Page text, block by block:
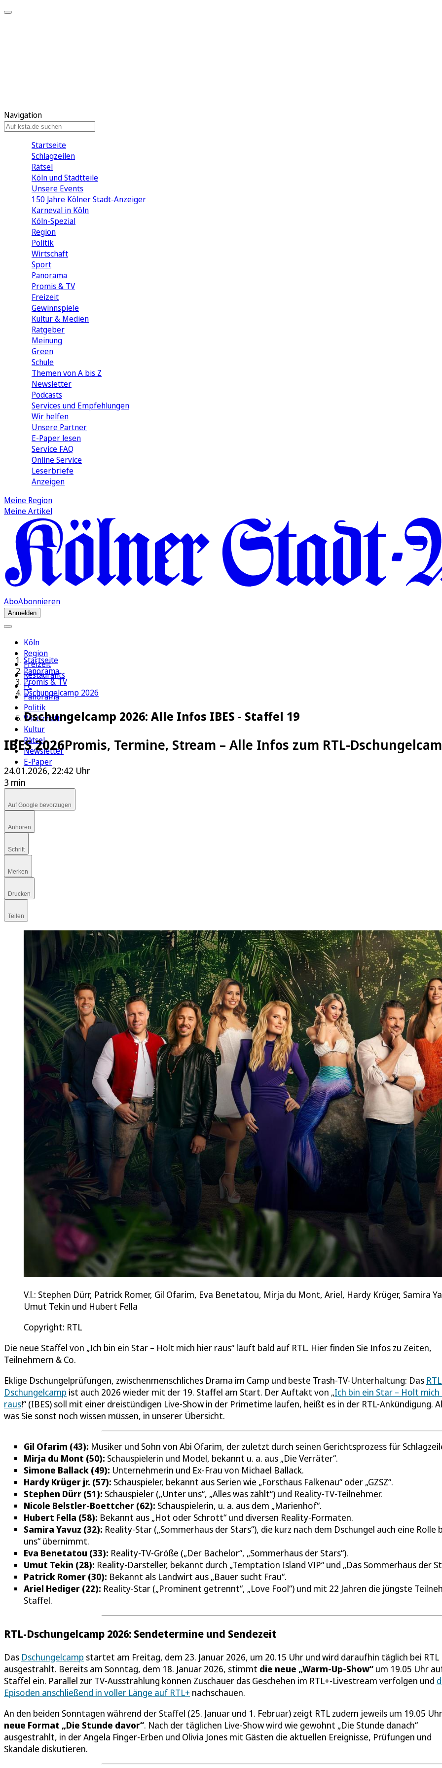
Navigation
Startseite
Schlagzeilen
Rätsel
Köln und Stadtteile
Unsere Events
150 Jahre Kölner Stadt-Anzeiger
Karneval in Köln
Köln-Spezial
Region
Politik
Wirtschaft
Sport
Panorama
Promis & TV
Freizeit
Gewinnspiele
Kultur & Medien
Ratgeber
Meinung
Green
Schule
Themen von A bis Z
Newsletter
Podcasts
Services und Empfehlungen
Wir helfen
Unsere Partner
E-Paper lesen
Service FAQ
Online Service
Leserbriefe
Anzeigen
Meine Region
Meine Artikel
AboAbonnieren
Anmelden
Köln
Region
Freizeit
Restaurants
FC
Panorama
Politik
Wirtschaft
Kultur
Rätsel
Newsletter
E-Paper
Startseite
Panorama
Promis & TV
Dschungelcamp 2026
Dschungelcamp 2026: Alle Infos IBES - Staffel 19
IBES 2026Promis, Termine, Stream – Alle Infos zum RTL-
24.01.2026, 22:42 Uhr
3 min
Auf Google bevorzugen
Anhören
Schrift
Merken
Drucken
Teilen
V.l.: Stephen Dürr, Patrick Romer, Gil Ofarim, Eva Benetatou, Mirja du Mont, Ariel, Hardy Krüger, Samira
Umut Tekin und Hubert Fella
Copyright: RTL
Die neue Staffel von „Ich bin ein Star – Holt mich hier raus“ läuft bald auf RTL. Hier finden Sie Infos zu Zeiten,
Teilnehmern & Co.
Eklige Dschungelprüfungen, zwischenmenschliches Drama im Camp und beste Trash-TV-Unterhaltung: Das
Dschungelcamp ist auch 2026 wieder mit der 19. Staffel am Start. Der Auftakt von „Ich bin ein Star – Holt
raus!“ (IBES) soll mit einer dreistündigen Live-Show in der Primetime laufen, heißt es in der RTL-Ankündigung.
was Sie sonst noch wissen müssen, in unserer Übersicht.
Gil Ofarim (43): Musiker und Sohn von Abi Ofarim, der zuletzt durch seinen Gerichtsprozess für
Mirja du Mont (50): Schauspielerin und Model, bekannt u. a. aus „Die Verräter“.
Simone Ballack (49): Unternehmerin und Ex-Frau von Michael Ballack.
Hardy Krüger jr. (57): Schauspieler, bekannt aus Serien wie „Forsthaus Falkenau“ oder „GZSZ“.
Stephen Dürr (51): Schauspieler („Unter uns“, „Alles was zählt“) und Reality-TV-Teilnehmer.
Nicole Belstler-Boettcher (62): Schauspielerin, u. a. aus dem „Marienhof“.
Hubert Fella (58): Bekannt aus „Hot oder Schrott“ und diversen Reality-Formaten.
Samira Yavuz (32): Reality-Star („Sommerhaus der Stars“), die kurz nach dem Dschungel auch eine Rolle
uns“ übernimmt.
Eva Benetatou (33): Reality-TV-Größe („Der Bachelor“, „Sommerhaus der Stars“).
Umut Tekin (28): Reality-Darsteller, bekannt durch „Temptation Island VIP“ und „Das Sommerhaus der
Patrick Romer (30): Bekannt als Landwirt aus „Bauer sucht Frau“.
Ariel Hediger (22): Reality-Star („Prominent getrennt“, „Love Fool“) und mit 22 Jahren die jüngste
Staffel.
RTL-Dschungelcamp 2026: Sendetermine und Sendezeit
Das Dschungelcamp startet am Freitag, dem 23. Januar 2026, um 20.15 Uhr und wird daraufhin täglich bei RTL
ausgestrahlt. Bereits am Sonntag, dem 18. Januar 2026, stimmt die neue „Warm-Up-Show“ um 19.05 Uhr
Staffel ein. Parallel zur TV-Ausstrahlung können Zuschauer das Geschehen im RTL+-Livestream verfolgen und
Episoden anschließend in voller Länge auf RTL+ nachschauen.
An den beiden Sonntagen während der Staffel (25. Januar und 1. Februar) zeigt RTL zudem jeweils um 19.05
neue Format „Die Stunde davor“. Nach der täglichen Live-Show wird wie gewohnt „Die Stunde danach“
ausgestrahlt, in der Angela Finger-Erben und Olivia Jones mit Gästen die aktuellen Ereignisse, Prüfungen und
Skandale diskutieren.